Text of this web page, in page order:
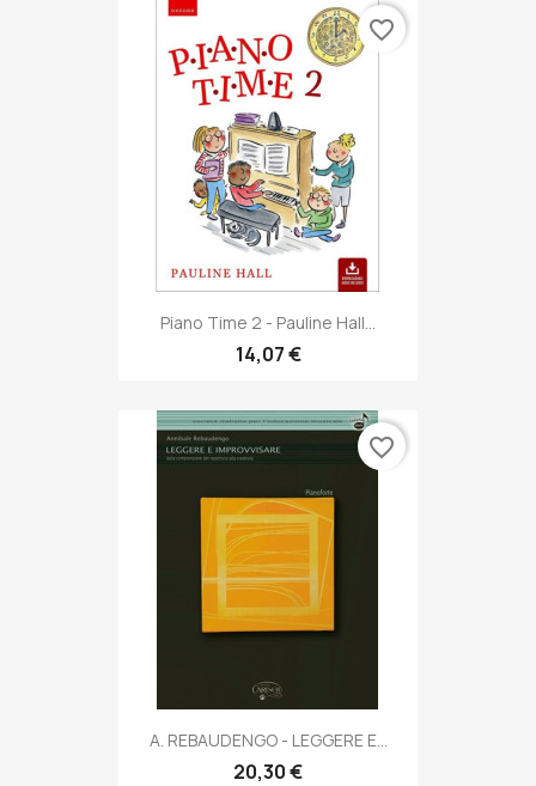
Piano Time 2 - Pauline Hall...
14,07 €
favorite_border
A. REBAUDENGO - LEGGERE E...
20,30 €
favorite_border